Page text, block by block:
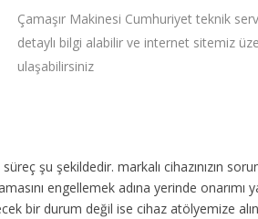
Çamaşır Makinesi Cumhuriyet teknik
detaylı bilgi alabilir ve internet sitemiz
ulaşabilirsiniz
süreç şu şekildedir. markalı cihazınızın
engellemek adına yerinde
bir durum değil ise cihaz atölyemize